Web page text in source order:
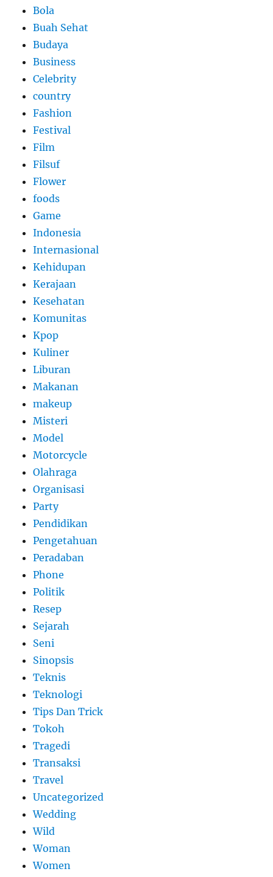
Bola
Buah Sehat
Budaya
Business
Celebrity
country
Fashion
Festival
Film
Filsuf
Flower
foods
Game
Indonesia
Internasional
Kehidupan
Kerajaan
Kesehatan
Komunitas
Kpop
Kuliner
Liburan
Makanan
makeup
Misteri
Model
Motorcycle
Olahraga
Organisasi
Party
Pendidikan
Pengetahuan
Peradaban
Phone
Politik
Resep
Sejarah
Seni
Sinopsis
Teknis
Teknologi
Tips Dan Trick
Tokoh
Tragedi
Transaksi
Travel
Uncategorized
Wedding
Wild
Woman
Women